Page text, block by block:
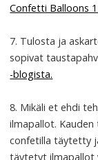
Confetti Balloons
7. Tulosta ja
sopivat
-blogista.
8. Mikäli et ehdi
ilmapallot.
confetilla täytetty
täytetyt ilmapallot